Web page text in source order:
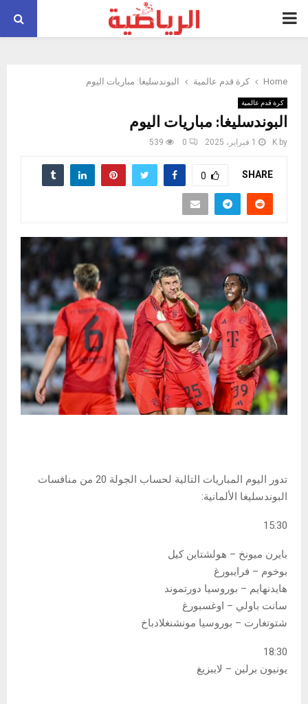
PRIMARY
Home كرة قدم عالمية البوندسليغا: مباريات اليوم
كرة قدم عالمية
البوندسليغا: مباريات اليوم
by
K 1 فبراير، 2025 0
539
SHARE
0
تدور اليوم المباريات التالية لحساب الجولة 20 من منافسات
البوندسليغا الألمانية:
15:30
بايرن ميونخ – هولشتاين كيل
بوخوم – فرايبورغ
هايدنهايم – بوروسيا دورتموند
سانت باولي – اوغسبورغ
شتوتغارت – بوروسيا مونشنغلادباخ
18:30
يونيون برلين – لايبزيغ